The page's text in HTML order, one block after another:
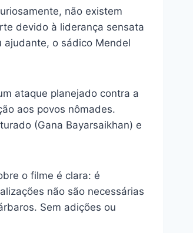
não existem
devido à liderança sensata
ajudante, o sádico Mendel
ataque planejado contra a
aos povos nômades.
(Gana Bayarsaikhan) e
o filme é clara: é
não são necessárias
Sem adições ou